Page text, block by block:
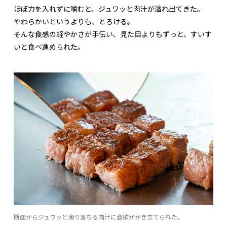
ほぼ力を入れずに噛むと、ジュワッと肉汁が溢れ出てきた。
やわらかいというよりも、とろける。
そんな食感の軽やかさが手伝い、見た目よりもずっと、すいす
いと食べ進められた。
断面からジュワッと滴り落ちる肉汁に食欲がかき立てられた。